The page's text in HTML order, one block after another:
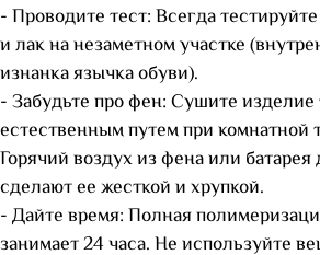
- Проводите тест: Всегда
и лак на незаметном участке
изнанка язычка обуви).
- Забудьте про фен: Сушите изделие
естественным путем при комнатной
Горячий воздух из фена или
сделают ее жесткой и хрупкой.
- Дайте время: Полная
занимает 24 часа. Не используйте